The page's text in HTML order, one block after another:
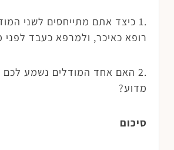
.1 כיצד אתם מתייחסים לשני
רופא כאיכר, ולמרפא כעבד לפני
.2 האם אחד המודלים נשמע לכם
מדוע?
סיכום